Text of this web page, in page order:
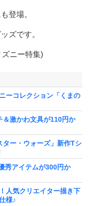
登場。
ズです。
ニー特集)
ーコレクション「くまの
＆激かわ文具が110円か
ター・ウォーズ」新作Tシ
秀アイテムが300円か
人気クリエイター描き下
様♪